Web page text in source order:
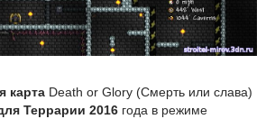
карта Death or Glory (Смерть или слава)
Террарии 2016 года в режиме